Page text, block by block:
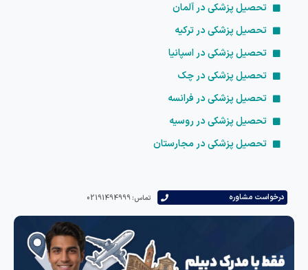
مشاوره تماس: 02191494999
تحصیل پزشکی در آلمان
تحصیل پزشکی در ترکیه
تحصیل پزشکی در اسپانیا
تحصیل پزشکی در چک
تحصیل پزشکی در فرانسه
تحصیل پزشکی در روسیه
تحصیل پزشکی در مجارستان